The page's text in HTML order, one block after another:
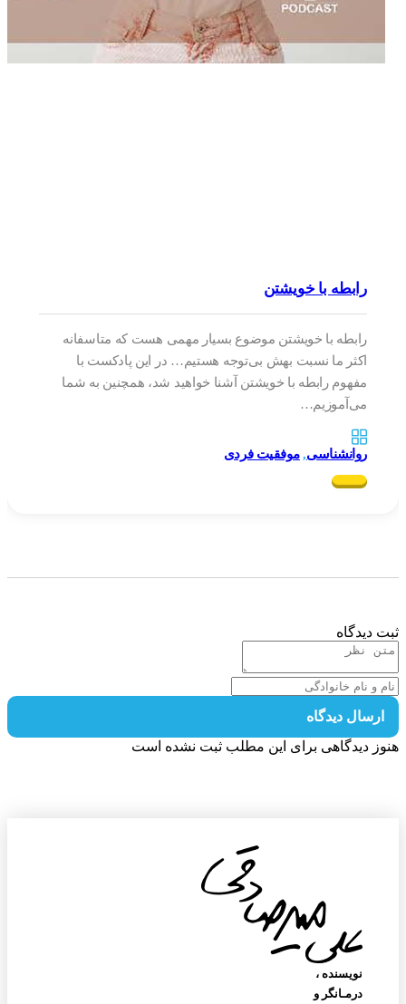
رابطه با خویشتن
رابطه با خویشتن موضوع بسیار مهمی هست که متاسفانه
اکثر ما نسبت بهش بی‌توجه هستیم… در این پادکست با
مفهوم رابطه با خویشتن آشنا خواهید شد، همچنین به شما
می‌آموزیم…
روانشناسی,موفقیت فردی
دیدگاه
دیدگاه
دیدگاهی برای این مطلب ثبت نشده است
نویسنده‌ ،
درمـانگر و